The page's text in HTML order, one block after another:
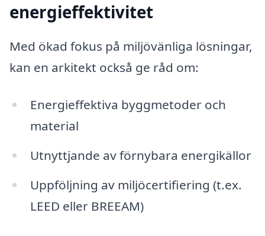
energieffektivitet
Med ökad fokus på miljövänliga lösningar,
kan en arkitekt också ge råd om:
Energieffektiva byggmetoder och
material
Utnyttjande av förnybara energikällor
Uppföljning av miljöcertifiering (t.ex.
LEED eller BREEAM)